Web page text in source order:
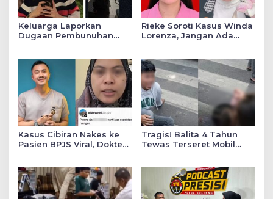
Keluarga Laporkan
Dugaan Pembunuhan
Curhat Mendiang
Rieke Soroti Kasus Winda
Lorenza, Jangan Ada
Kasus Cibiran Nakes ke
Pasien BPJS Viral, Dokter
Emosi
Tragis! Balita 4 Tahun
Tewas Terseret Mobil